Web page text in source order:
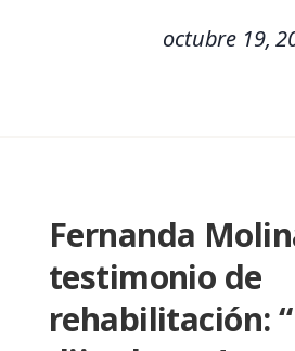
octubre 19,
Fernanda
testimonio de
rehabilitación: